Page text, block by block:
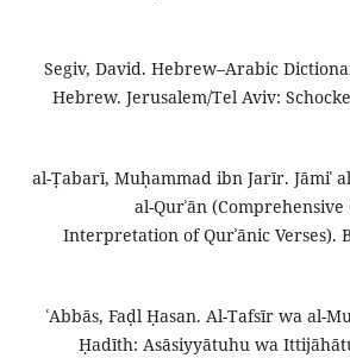
Segiv, David. Hebrew–Arabic
Hebrew. Jerusalem/Tel Aviv:
al-Ṭabarī, Muḥammad ibn Jarīr. Jāmiʿ
al-Qurʾān
Interpretation of Qurʾānic Verses).
ʿAbbās, Faḍl Ḥasan. Al-Tafsīr wa al-
Ḥadīth: Asāsiyyātuhu wa